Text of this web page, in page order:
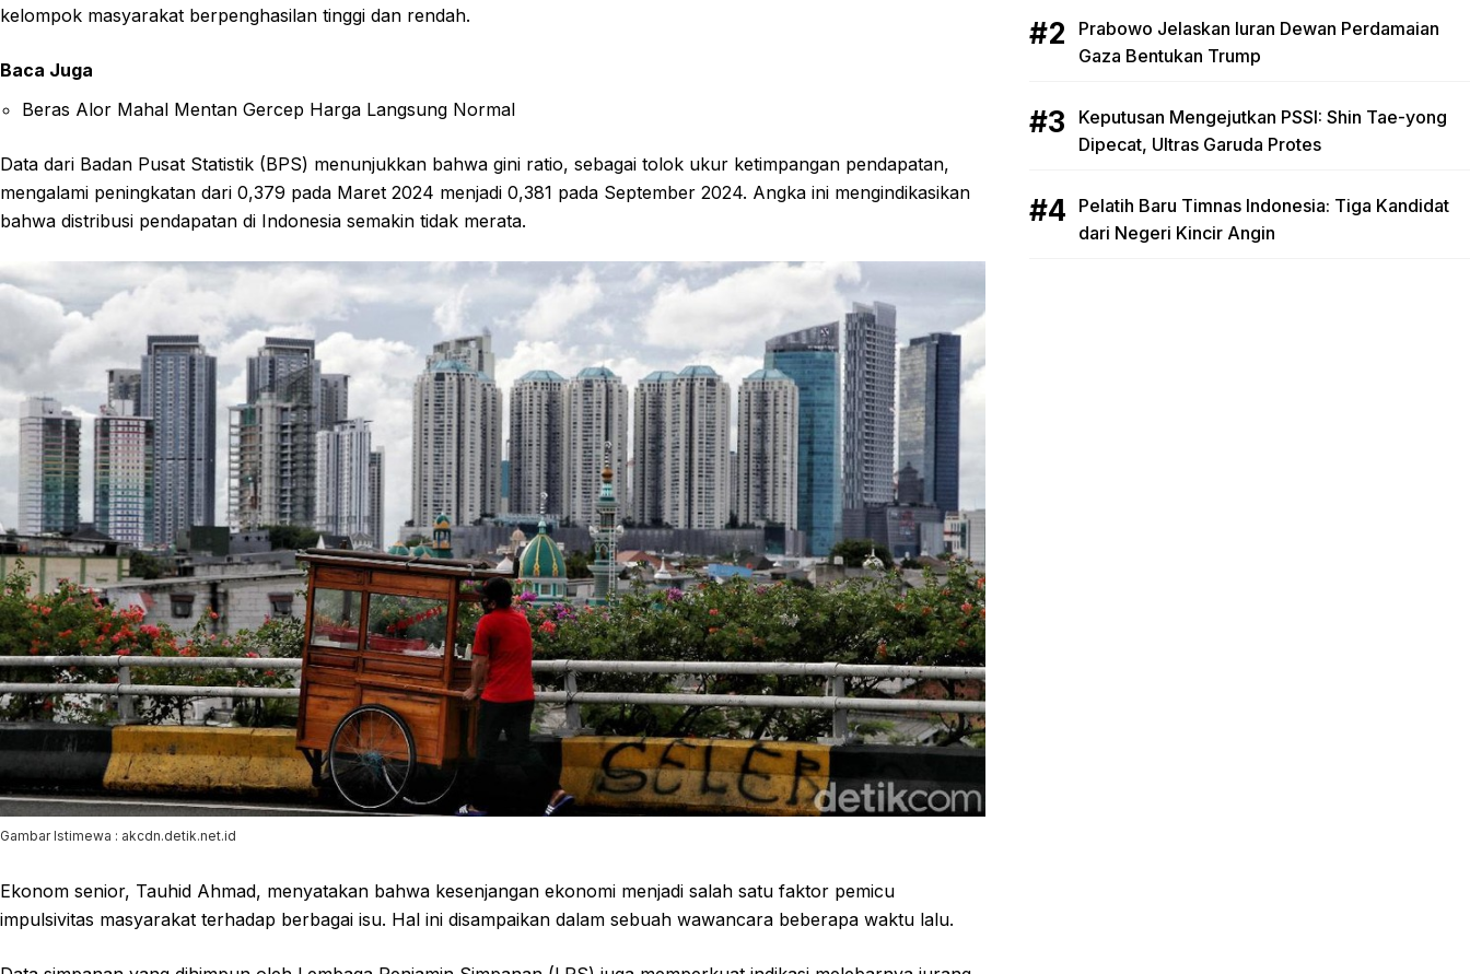
kelompok masyarakat berpenghasilan tinggi dan rendah.
Baca Juga
Beras Alor Mahal Mentan Gercep Harga Langsung Normal
Data dari Badan Pusat Statistik (BPS) menunjukkan bahwa gini ratio, sebagai tolok ukur ketimpangan pendapatan,
mengalami peningkatan dari 0,379 pada Maret 2024 menjadi 0,381 pada September 2024. Angka ini mengindikasikan
bahwa distribusi pendapatan di Indonesia semakin tidak merata.
Gambar Istimewa : akcdn.detik.net.id
Ekonom senior, Tauhid Ahmad, menyatakan bahwa kesenjangan ekonomi menjadi salah satu faktor pemicu
impulsivitas masyarakat terhadap berbagai isu. Hal ini disampaikan dalam sebuah wawancara beberapa waktu lalu.
Prabowo Jelaskan Iuran Dewan Perdamaian
Gaza Bentukan Trump
Keputusan Mengejutkan PSSI: Shin Tae-yong
Dipecat, Ultras Garuda Protes
Pelatih Baru Timnas Indonesia: Tiga Kandidat
dari Negeri Kincir Angin